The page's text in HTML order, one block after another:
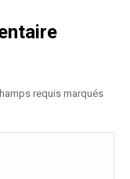
requis marqués